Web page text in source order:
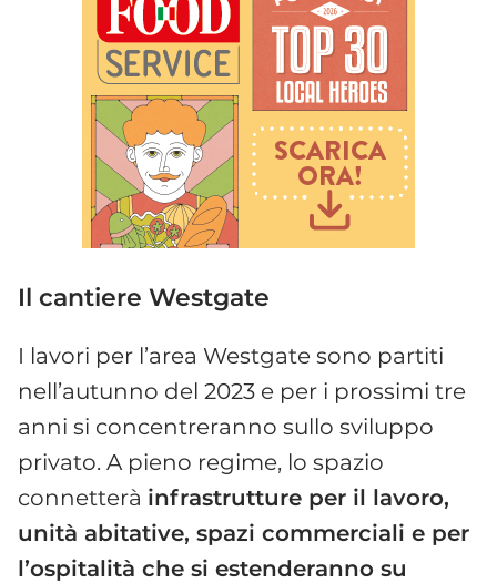
Il cantiere Westgate
I lavori per l’area Westgate sono partiti
nell’autunno del 2023 e per i prossimi tre
anni si concentreranno sullo sviluppo
privato. A pieno regime, lo spazio
connetterà infrastrutture per il lavoro,
unità abitative, spazi commerciali e per
l’ospitalità che si estenderanno su